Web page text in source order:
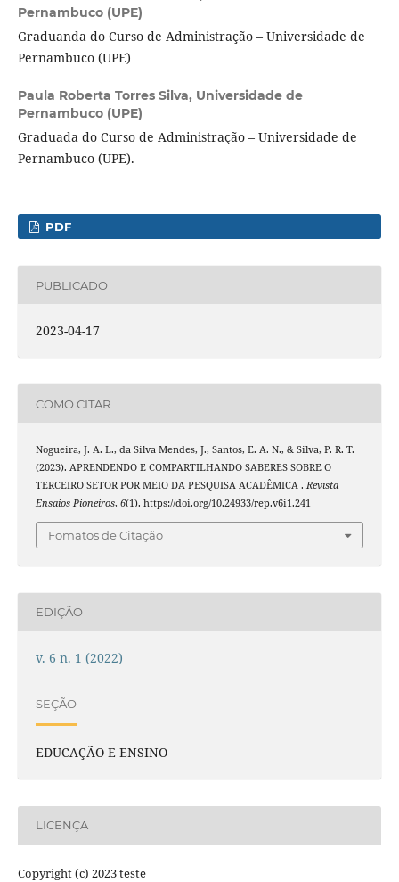
Pernambuco (UPE)
Graduanda do Curso de Administração – Universidade de
Pernambuco (UPE)
Paula Roberta Torres Silva, Universidade de
Pernambuco (UPE)
Graduada do Curso de Administração – Universidade de
Pernambuco (UPE).
PDF
PUBLICADO
2023-04-17
COMO CITAR
Nogueira, J. A. L., da Silva Mendes, J., Santos, E. A. N., & Silva, P. R. T.
(2023). APRENDENDO E COMPARTILHANDO SABERES SOBRE O
TERCEIRO SETOR POR MEIO DA PESQUISA ACADÊMICA . Revista
Ensaios Pioneiros, 6(1). https://doi.org/10.24933/rep.v6i1.241
Fomatos de Citação
EDIÇÃO
v. 6 n. 1 (2022)
SEÇÃO
EDUCAÇÃO E ENSINO
LICENÇA
Copyright (c) 2023 teste